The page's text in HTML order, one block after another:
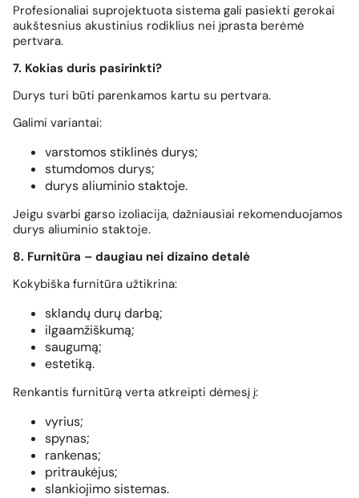
Profesionaliai suprojektuota sistema gali pasiekti gerokai
aukštesnius akustinius rodiklius nei įprasta berėmė
pertvara.
7. Kokias duris pasirinkti?
Durys turi būti parenkamos kartu su pertvara.
Galimi variantai:
varstomos stiklinės durys;
stumdomos durys;
durys aliuminio staktoje.
Jeigu svarbi garso izoliacija, dažniausiai rekomenduojamos
durys aliuminio staktoje.
8. Furnitūra – daugiau nei dizaino detalė
Kokybiška furnitūra užtikrina:
sklandų durų darbą;
ilgaamžiškumą;
saugumą;
estetiką.
Renkantis furnitūrą verta atkreipti dėmesį į:
vyrius;
spynas;
rankenas;
pritraukėjus;
slankiojimo sistemas.